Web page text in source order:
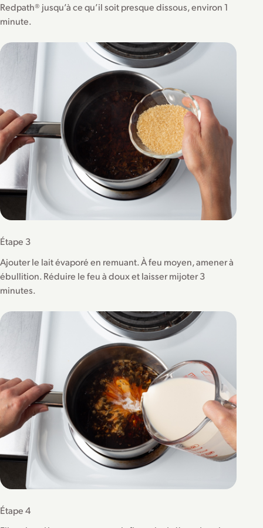
Redpath® jusqu’à ce qu’il soit presque dissous, environ 1
minute.
Étape 3
Ajouter le lait évaporé en remuant. À feu moyen, amener à
ébullition. Réduire le feu à doux et laisser mijoter 3
minutes.
Étape 4